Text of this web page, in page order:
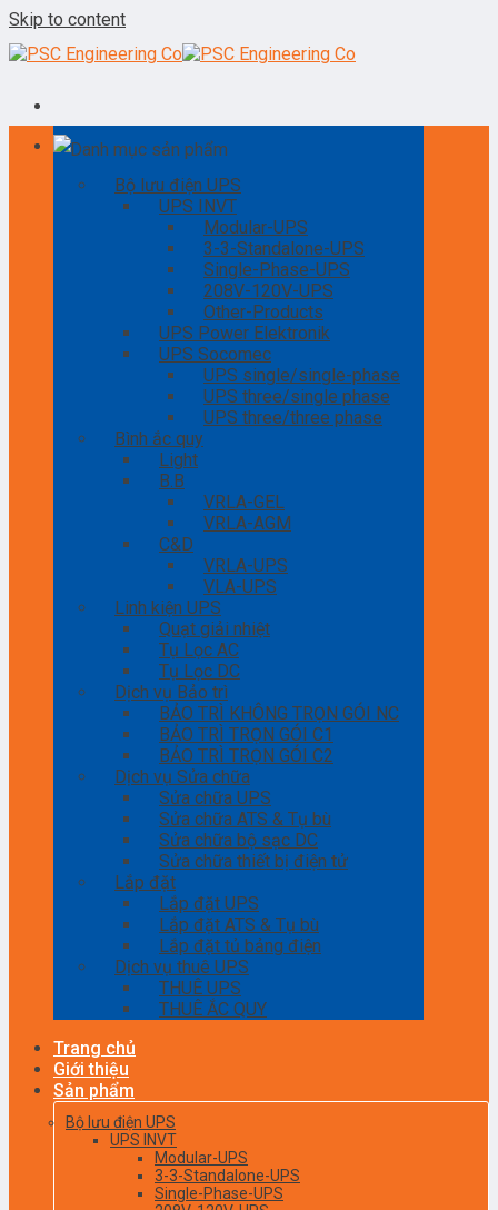
Skip to content
Danh mục sản phẩm
Bộ lưu điện UPS
UPS INVT
Modular-UPS
3-3-Standalone-UPS
Single-Phase-UPS
208V-120V-UPS
Other-Products
UPS Power Elektronik
UPS Socomec
UPS single/single-phase
UPS three/single phase
UPS three/three phase
Bình ắc quy
Light
B.B
VRLA-GEL
VRLA-AGM
C&D
VRLA-UPS
VLA-UPS
Linh kiện UPS
Quạt giải nhiệt
Tụ Lọc AC
Tụ Lọc DC
Dịch vụ Bảo trì
BẢO TRÌ KHÔNG TRỌN GÓI NC
BẢO TRÌ TRỌN GÓI C1
BẢO TRÌ TRỌN GÓI C2
Dịch vụ Sửa chữa
Sửa chữa UPS
Sửa chữa ATS & Tụ bù
Sửa chữa bộ sạc DC
Sửa chữa thiết bị điện tử
Lắp đặt
Lắp đặt UPS
Lắp đặt ATS & Tụ bù
Lắp đặt tủ bảng điện
Dịch vụ thuê UPS
THUÊ UPS
THUÊ ẮC QUY
Trang chủ
Giới thiệu
Sản phẩm
Bộ lưu điện UPS
UPS INVT
Modular-UPS
3-3-Standalone-UPS
Single-Phase-UPS